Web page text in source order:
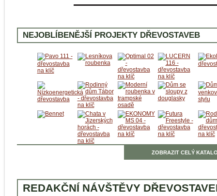
NEJOBLÍBENĚJŠÍ PROJEKTY DŘEVOSTAVEB
ZOBRAZIT CELÝ
REDAKČNÍ NÁVŠTĚVY